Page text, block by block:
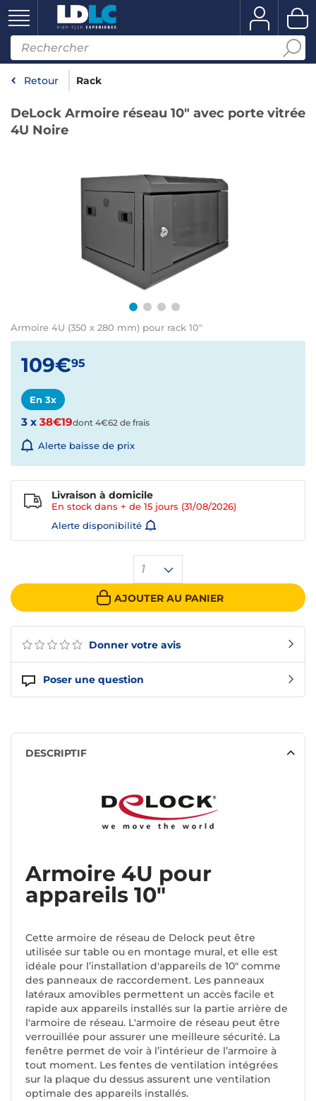
Retour Rack
DeLock Armoire réseau 10" avec porte vitrée
4U Noire
Armoire 4U (350 x 280 mm) pour rack 10"
Donner votre avis
Poser une question
109€95
En 3x
3 x 38€19dont 4€62 de frais
Alerte baisse de prix
1
AJOUTER AU PANIER
Livraison à domicile
En stock dans + de 15 jours (31/08/2026)
Alerte disponibilité
DESCRIPTIF
Armoire 4U pour
appareils 10"
Cette armoire de réseau de Delock peut être
utilisée sur table ou en montage mural, et elle est
idéale pour l’installation d'appareils de 10" comme
des panneaux de raccordement. Les panneaux
latéraux amovibles permettent un accès facile et
rapide aux appareils installés sur la partie arrière de
l'armoire de réseau. L'armoire de réseau peut être
verrouillée pour assurer une meilleure sécurité. La
fenêtre permet de voir à l’intérieur de l’armoire à
tout moment. Les fentes de ventilation intégrées
sur la plaque du dessus assurent une ventilation
optimale des appareils installés.